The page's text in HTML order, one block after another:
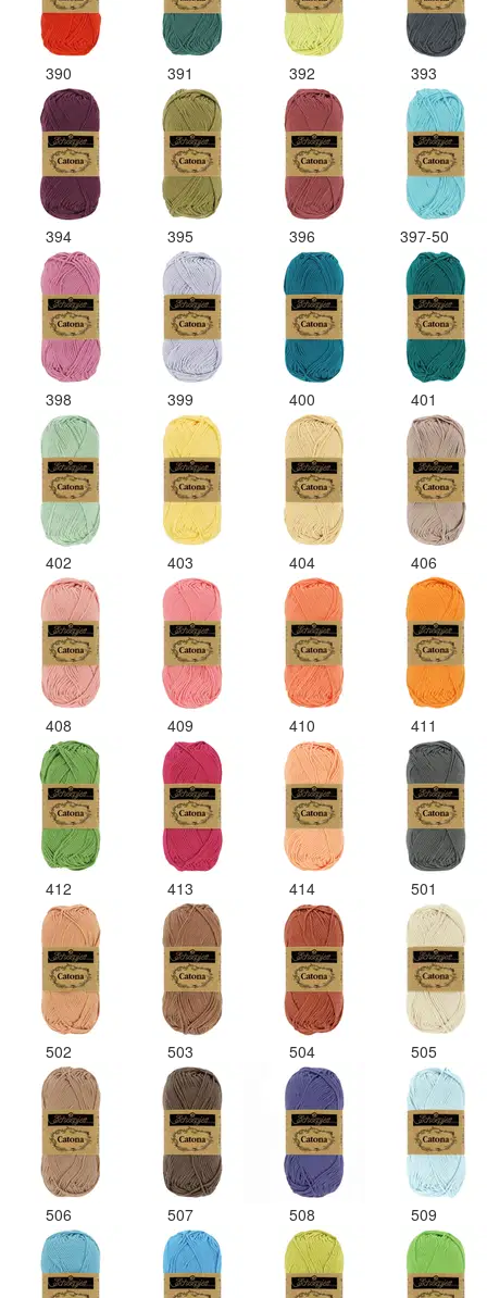
390 391 392 393
394 395 396 397-50
398 399 400 401
402 403 404 406
408 409 410 411
412 413 414 501
502 503 504 505
506 507 508 509